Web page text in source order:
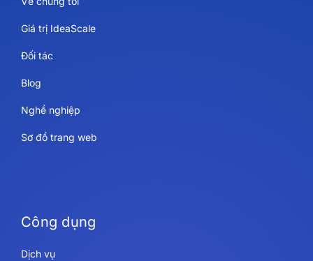
Giá trị IdeaScale
Đối tác
Blog
Nghề nghiệp
Sơ đồ trang web
Công dụng
Dịch vụ